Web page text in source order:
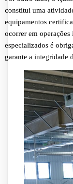
constitui uma
equipamentos
ocorrer em operações
especializados é
garante a integridade